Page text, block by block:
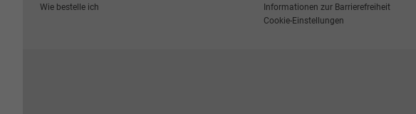
Wie bestelle ich
Informationen zur Barrierefreiheit
Cookie-Einstellungen